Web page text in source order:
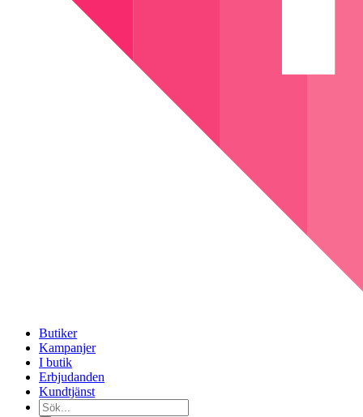
Butiker
Kampanjer
I butik
Erbjudanden
Kundtjänst
Sök...